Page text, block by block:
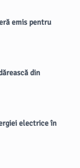
emis pentru
din
electrice în